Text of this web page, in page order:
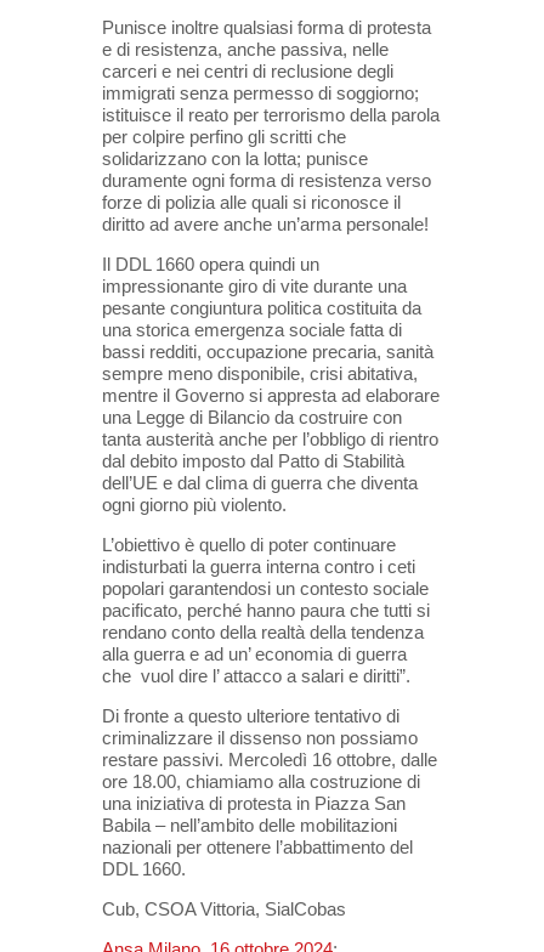
Punisce inoltre qualsiasi forma di protesta
e di resistenza, anche passiva, nelle
carceri e nei centri di reclusione degli
immigrati senza permesso di soggiorno;
istituisce il reato per terrorismo della parola
per colpire perfino gli scritti che
solidarizzano con la lotta; punisce
duramente ogni forma di resistenza verso
forze di polizia alle quali si riconosce il
diritto ad avere anche un’arma personale!
Il DDL 1660 opera quindi un
impressionante giro di vite durante una
pesante congiuntura politica costituita da
una storica emergenza sociale fatta di
bassi redditi, occupazione precaria, sanità
sempre meno disponibile, crisi abitativa,
mentre il Governo si appresta ad elaborare
una Legge di Bilancio da costruire con
tanta austerità anche per l’obbligo di rientro
dal debito imposto dal Patto di Stabilità
dell’UE e dal clima di guerra che diventa
ogni giorno più violento.
L’obiettivo è quello di poter continuare
indisturbati la guerra interna contro i ceti
popolari garantendosi un contesto sociale
pacificato, perché hanno paura che tutti si
rendano conto della realtà della tendenza
alla guerra e ad un’ economia di guerra
che vuol dire l’ attacco a salari e diritti”.
Di fronte a questo ulteriore tentativo di
criminalizzare il dissenso non possiamo
restare passivi. Mercoledì 16 ottobre, dalle
ore 18.00, chiamiamo alla costruzione di
una iniziativa di protesta in Piazza San
Babila – nell’ambito delle mobilitazioni
nazionali per ottenere l’abbattimento del
DDL 1660.
Cub, CSOA Vittoria, SialCobas